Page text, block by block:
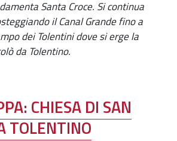
Santa Croce. Si continua
il Canal Grande fino a
dei Tolentini dove si erge la
da Tolentino.
CHIESA DI SAN
TOLENTINO